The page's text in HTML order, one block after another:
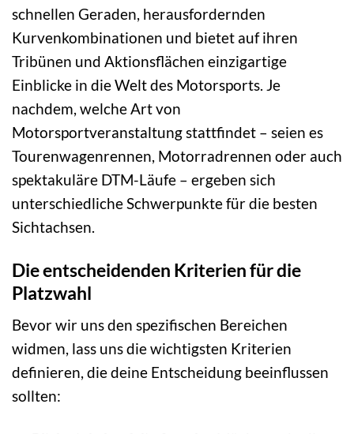
schnellen Geraden, herausfordernden
Kurvenkombinationen und bietet auf ihren
Tribünen und Aktionsflächen einzigartige
Einblicke in die Welt des Motorsports. Je
nachdem, welche Art von
Motorsportveranstaltung stattfindet – seien es
Tourenwagenrennen, Motorradrennen oder auch
spektakuläre DTM-Läufe – ergeben sich
unterschiedliche Schwerpunkte für die besten
Sichtachsen.
Die entscheidenden Kriterien für die
Platzwahl
Bevor wir uns den spezifischen Bereichen
widmen, lass uns die wichtigsten Kriterien
definieren, die deine Entscheidung beeinflussen
sollten: